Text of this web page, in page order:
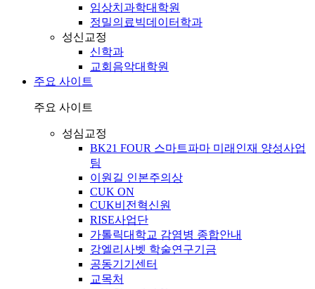
임상치과학대학원
정밀의료빅데이터학과
성신교정
신학과
교회음악대학원
주요 사이트
주요 사이트
성심교정
BK21 FOUR 스마트파마 미래인재 양성사업
팀
이원길 인본주의상
CUK ON
CUK비전혁신원
RISE사업단
가톨릭대학교 감염병 종합안내
강엘리사벳 학술연구기금
공동기기센터
교목처